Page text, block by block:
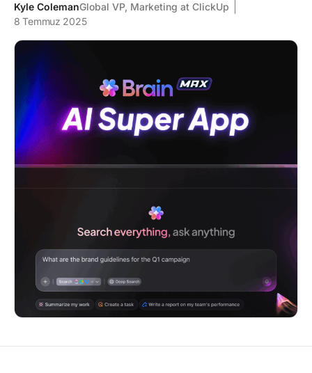
Kyle ColemanGlobal VP, Marketing at ClickUp
8 Temmuz 2025